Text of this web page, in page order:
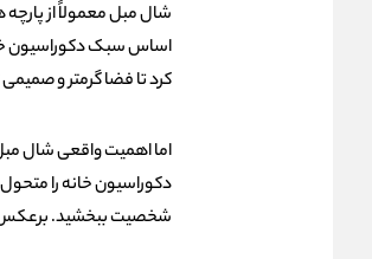
شال مبل معمولاً از
اساس سبک دکوراسیون
کرد تا فضا گرمتر و
اما اهمیت واقعی شال
دکوراسیون خانه را
شخصیت ببخشید. برعکس،